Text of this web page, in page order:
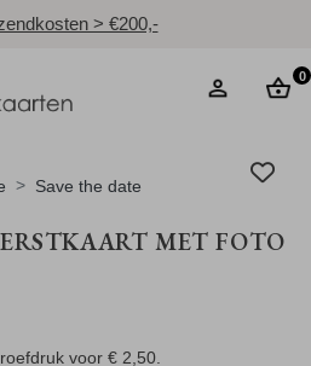
> €200,-
0
Save the date
MET FOTO
voor € 2,50.